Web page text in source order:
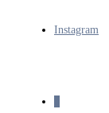
Instagram